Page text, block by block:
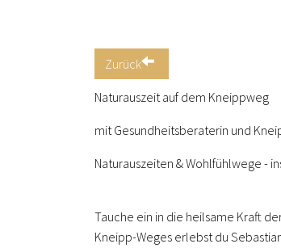
Zurück
Naturauszeit auf dem Kneippweg
mit Gesundheitsberaterin und
Naturauszeiten & Wohlfühlwege -
Tauche ein in die heilsame Kraft
Kneipp-Weges erlebst du